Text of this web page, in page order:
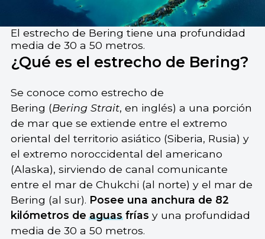
El estrecho de Bering tiene una profundidad
media de 30 a 50 metros.
¿Qué es el estrecho de Bering?
Se conoce como estrecho de
Bering (Bering Strait, en inglés) a una porción
de mar que se extiende entre el extremo
oriental del territorio asiático (Siberia, Rusia) y
el extremo noroccidental del americano
(Alaska), sirviendo de canal comunicante
entre el mar de Chukchi (al norte) y el mar de
Bering (al sur). Posee una anchura de 82
kilómetros deaguasfrías y una profundidad
media de 30 a 50 metros.